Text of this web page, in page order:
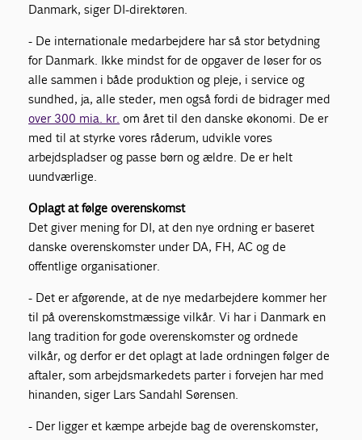
Danmark, siger DI-direktøren.
- De internationale medarbejdere har så stor betydning
for Danmark. Ikke mindst for de opgaver de løser for os
alle sammen i både produktion og pleje, i service og
sundhed, ja, alle steder, men også fordi de bidrager med
over 300 mia. kr. om året til den danske økonomi. De er
med til at styrke vores råderum, udvikle vores
arbejdspladser og passe børn og ældre. De er helt
uundværlige.
Oplagt at følge overenskomst
Det giver mening for DI, at den nye ordning er baseret
danske overenskomster under DA, FH, AC og de
offentlige organisationer.
- Det er afgørende, at de nye medarbejdere kommer her
til på overenskomstmæssige vilkår. Vi har i Danmark en
lang tradition for gode overenskomster og ordnede
vilkår, og derfor er det oplagt at lade ordningen følger de
aftaler, som arbejdsmarkedets parter i forvejen har med
hinanden, siger Lars Sandahl Sørensen.
- Der ligger et kæmpe arbejde bag de overenskomster,